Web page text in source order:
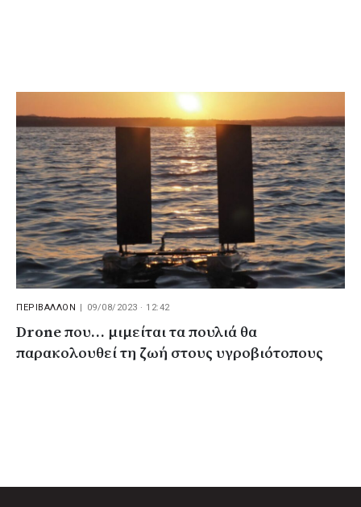
ΠΕΡΙΒΑΛΛΟΝ | 09/08/2023 · 12:42
Drone που… μιμείται τα πουλιά θα
παρακολουθεί τη ζωή στους υγροβιότοπους